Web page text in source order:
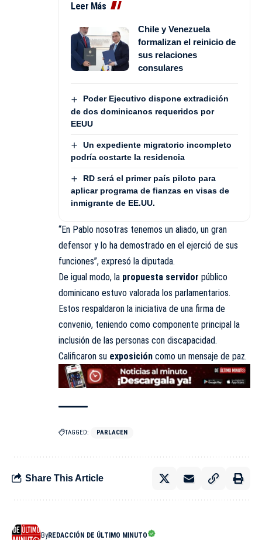
Leer Más
Chile y Venezuela
formalizan el reinicio de
sus relaciones
consulares
Poder Ejecutivo dispone extradición
de dos dominicanos requeridos por
EEUU
Un expediente migratorio incompleto
podría costarte la residencia
RD será el primer país piloto para
aplicar programa de fianzas en visas de
inmigrante de EE.UU.
“En Pablo nosotras tenemos un aliado, un gran
defensor y lo ha demostrado en el ejerció de sus
funciones”, expresó la diputada.
De igual modo, la propuesta servidor público
dominicano estuvo valorada los parlamentarios.
Estos respaldaron la iniciativa de una firma de
convenio, teniendo como componente principal la
inclusión de las personas con discapacidad.
Calificaron su exposición como un mensaje de paz.
TAGGED: PARLACEN
Share This Article
ByREDACCIÓN DE ÚLTIMO MINUTO